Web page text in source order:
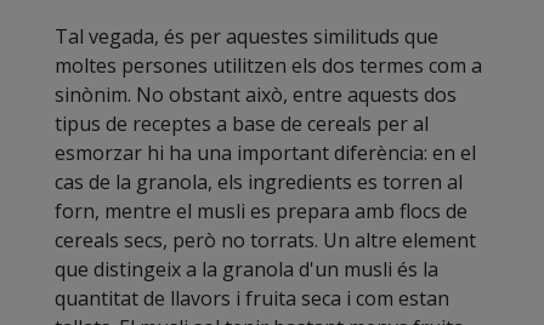
Tal vegada, és per aquestes similituds que
moltes persones utilitzen els dos termes com a
sinònim. No obstant això, entre aquests dos
tipus de receptes a base de cereals per al
esmorzar hi ha una important diferència: en el
cas de la granola, els ingredients es torren al
forn, mentre el musli es prepara amb flocs de
cereals secs, però no torrats. Un altre element
que distingeix a la granola d'un musli és la
quantitat de llavors i fruita seca i com estan